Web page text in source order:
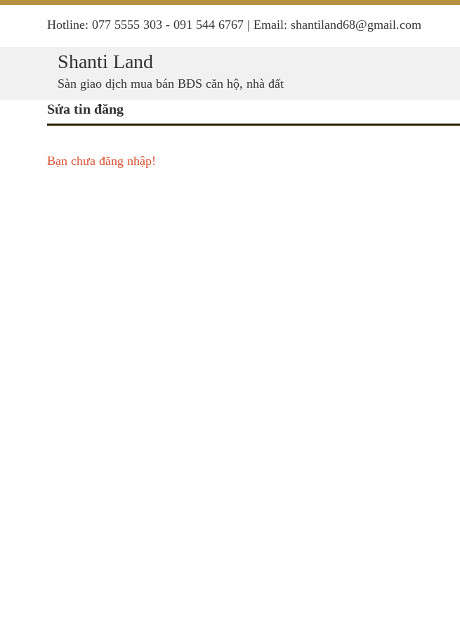
Hotline: 077 5555 303 - 091 544 6767 | Email: shantiland68@gmail.com
Shanti Land
Sàn giao dịch mua bán BĐS căn hộ, nhà đất
Sửa tin đăng
Bạn chưa đăng nhập!